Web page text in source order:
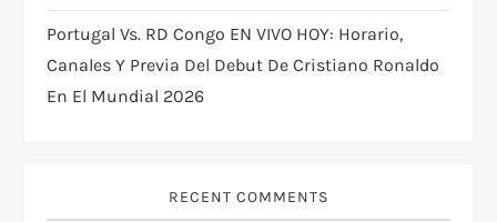
Portugal Vs. RD Congo EN VIVO HOY: Horario,
Canales Y Previa Del Debut De Cristiano Ronaldo
En El Mundial 2026
RECENT COMMENTS